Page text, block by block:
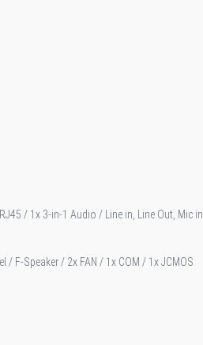
/ 1x 3-in-1 Audio / Line in, Line Out, Mic in
F-Speaker / 2x FAN / 1x COM / 1x JCMOS